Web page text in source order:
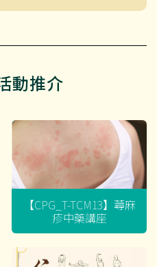
動推介
【CPG_T-TCM13】蕁麻
疹中藥講座